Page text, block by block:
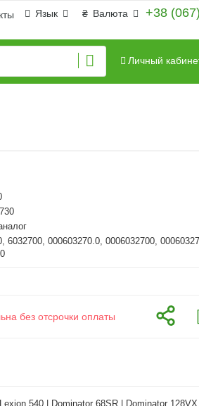
+38
₴ Валюта
Язык
Личный
6032700, 000603270.0, 0006032700,
без отсрочки оплаты
540 | Dominator 68SR | Dominator